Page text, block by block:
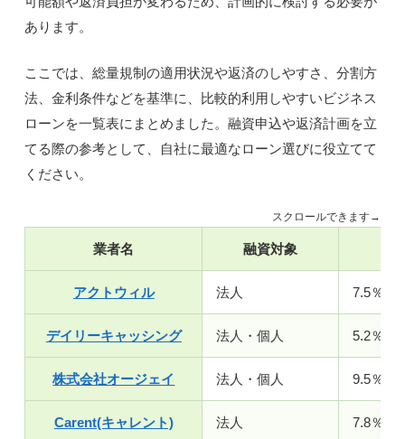
あります。
ここでは、総量規制の適用状況や返済のしやすさ、分割方
法、金利条件などを基準に、比較的利用しやすいビジネス
ローンを一覧表にまとめました。融資申込や返済計画を立
てる際の参考として、自社に最適なローン選びに役立てて
ください。
スクロールできます→
業者名 融資対象
アクトウィル 法人 7.5％～
デイリーキャッシング 法人・個人 5.2％～
株式会社オージェイ 法人・個人 9.5％～
Carent(キャレント) 法人 7.8％～